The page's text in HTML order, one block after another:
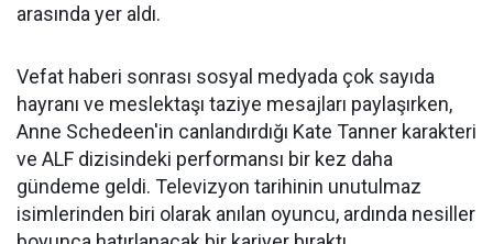
arasında yer aldı.
Vefat haberi sonrası sosyal medyada çok sayıda
hayranı ve meslektaşı taziye mesajları paylaşırken,
Anne Schedeen'in canlandırdığı Kate Tanner karakteri
ve ALF dizisindeki performansı bir kez daha
gündeme geldi. Televizyon tarihinin unutulmaz
isimlerinden biri olarak anılan oyuncu, ardında nesiller